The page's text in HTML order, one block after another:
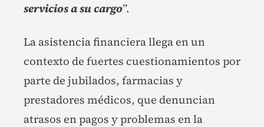
servicios a su cargo”.
La asistencia financiera llega en un
contexto de fuertes cuestionamientos por
parte de jubilados, farmacias y
prestadores médicos, que denuncian
atrasos en pagos y problemas en la